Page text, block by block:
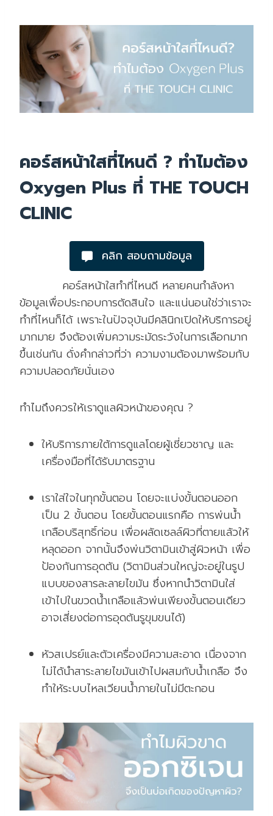
คอร์สหน้าใสที่ไหนดี ? ทำไมต้อง
Oxygen Plus ที่ THE TOUCH
CLINIC
คลิก สอบถามข้อมูล
คอร์สหน้าใสทำที่ไหนดี หลายคนกำลังหา
ข้อมูลเพื่อประกอบการตัดสินใจ และแน่นอนใช่ว่าเราจะ
ทำที่ไหนก็ได้ เพราะในปัจจุบันมีคลินิกเปิดให้บริการอยู่
มากมาย จึงต้องเพิ่มความระมัดระวังในการเลือกมาก
ขึ้นเช่นกัน ดั่งคำกล่าวที่ว่า ความงามต้องมาพร้อมกับ
ความปลอดภัยนั่นเอง
ทำไมถึงควรให้เราดูแลผิวหน้าของคุณ ?
ให้บริการภายใต้การดูแลโดยผู้เชี่ยวชาญ และ
เครื่องมือที่ได้รับมาตรฐาน
เราใส่ใจในทุกขั้นตอน โดยจะแบ่งขั้นตอนออก
เป็น 2 ขั้นตอน โดยขั้นตอนแรกคือ การพ่นน้ำ
เกลือบริสุทธิ์ก่อน เพื่อผลัดเซลล์ผิวที่ตายแล้วให้
หลุดออก จากนั้นจึงพ่นวิตามินเข้าสู่ผิวหน้า เพื่อ
ป้องกันการอุดตัน (วิตามินส่วนใหญ่จะอยู่ในรูป
แบบของสารละลายไขมัน ซึ่งหากนำวิตามินใส่
เข้าไปในขวดน้ำเกลือแล้วพ่นเพียงขั้นตอนเดียว
อาจเสี่ยงต่อการอุดตันรูขุมขนได้)
หัวสเปรย์และตัวเครื่องมีความสะอาด เนื่องจาก
ไม่ได้นำสาระลายไขมันเข้าไปผสมกับน้ำเกลือ จึง
ทำให้ระบบไหลเวียนน้ำภายในไม่มีตะกอน